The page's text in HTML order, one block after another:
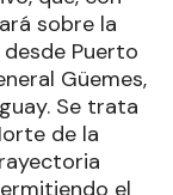
sobre la
Puerto
Güemes,
Se trata
de la
el